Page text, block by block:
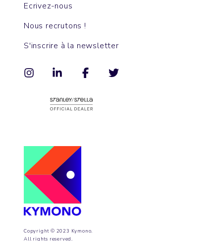
Copyright © 2023 Kymono.
All rights reserved.
Ecrivez-nous
Nous recrutons !
S'inscrire à la newsletter